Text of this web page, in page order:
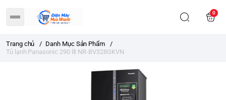
0
Trang chủ / Danh Mục Sản Phẩm
/
Tủ lạnh Panasonic 290 lít NR-BV328GKVN